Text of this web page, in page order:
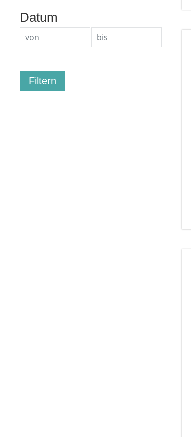
Datum